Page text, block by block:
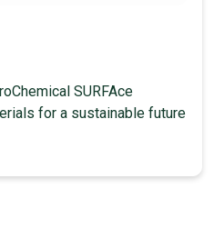
SURFAce
for a sustainable future